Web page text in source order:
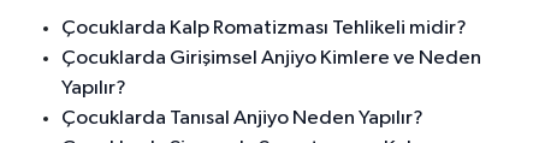
Çocuklarda Kalp Romatizması Tehlikeli midir?
Çocuklarda Girişimsel Anjiyo Kimlere ve Neden
Yapılır?
Çocuklarda Tanısal Anjiyo Neden Yapılır?